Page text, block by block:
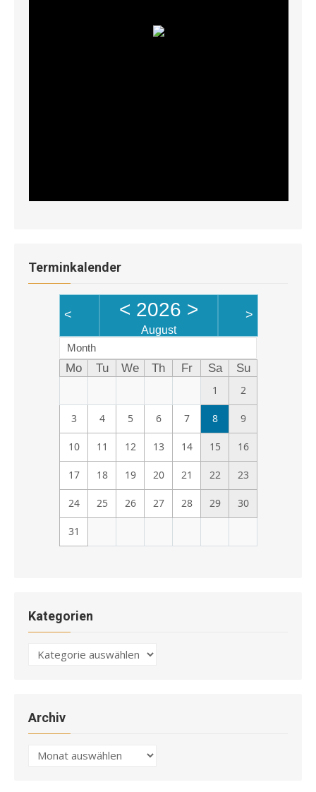
Terminkalender
< < 2026 >
August
>
Month
Mo Tu We Th Fr Sa
Su
1
2
3 4 5 6 7 8 9
10 11 12 13 14 15 16
17 18 19 20 21 22 23
24 25 26 27 28 29 30
31
Kategorien
Kategorien
Archiv
Archiv